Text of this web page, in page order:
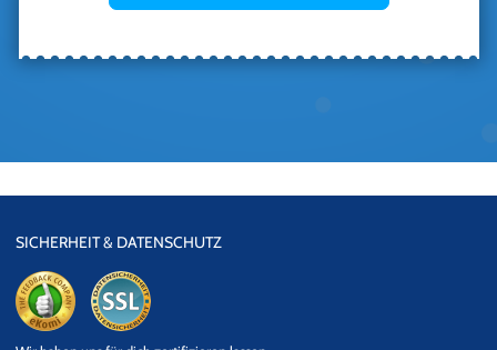
SICHERHEIT & DATENSCHUTZ